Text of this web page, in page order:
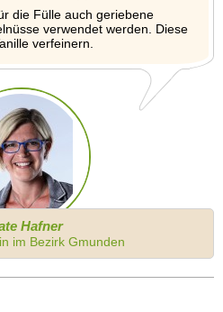
die Fülle auch geriebene
verwendet werden. Diese
verfeinern.
Hafner
im Bezirk Gmunden